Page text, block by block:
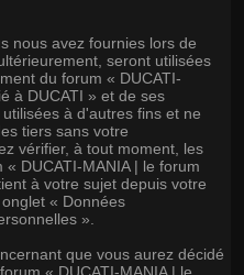
nous avez fournies lors de
seront utilisées
du forum « DUCATI-
à DUCATI » et de ses
à d'autres fins et ne
tiers sans votre
vérifier, à tout moment, les
DUCATI-MANIA | le forum
à votre sujet depuis votre
« Données
».
que vous aurez décidé